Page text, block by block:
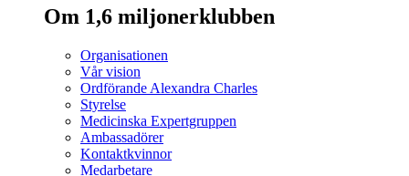
Om 1,6 miljonerklubben
Organisationen
Vår vision
Ordförande Alexandra Charles
Styrelse
Medicinska Expertgruppen
Ambassadörer
Kontaktkvinnor
Medarbetare